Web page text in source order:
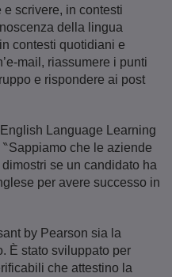
scrivere, in contesti
della lingua
contesti quotidiani e
mail, riassumere i punti
e rispondere ai post
Language Learning
che le aziende
se un candidato ha
per avere successo in
by Pearson sia la
È stato sviluppato per
che attestino la